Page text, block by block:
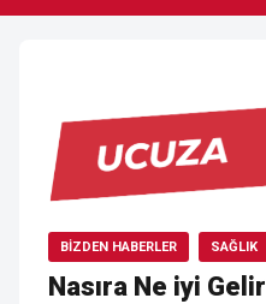
BIZDEN HABERLER SAĞLIK
Nasıra Ne iyi Gelir